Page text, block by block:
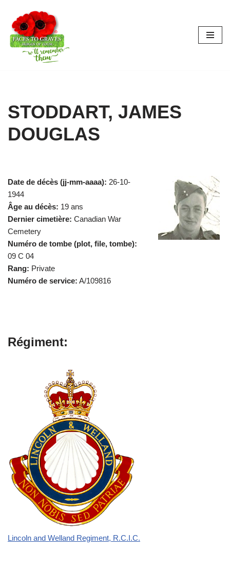
Aller
au
contenu
STODDART, JAMES
DOUGLAS
Date de décès (jj-mm-aaaa): 26-10-
1944
Âge au décès: 19 ans
Dernier cimetière: Canadian War
Cemetery
Numéro de tombe (plot, file, tombe):
09 C 04
Rang: Private
Numéro de service: A/109816
Régiment:
Lincoln and Welland Regiment, R.C.I.C.